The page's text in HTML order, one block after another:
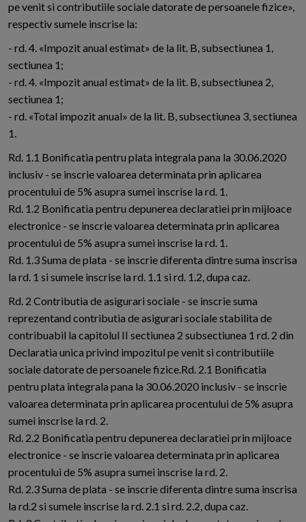
pe venit si contributiile sociale datorate de persoanele fizice»,
respectiv sumele inscrise la:
- rd. 4. «Impozit anual estimat» de la lit. B, subsectiunea 1,
sectiunea 1;
- rd. 4. «Impozit anual estimat» de la lit. B, subsectiunea 2,
sectiunea 1;
- rd. «Total impozit anual» de la lit. B, subsectiunea 3, sectiunea
1.
Rd. 1.1 Bonificatia pentru plata integrala pana la 30.06.2020
inclusiv - se inscrie valoarea determinata prin aplicarea
procentului de 5% asupra sumei inscrise la rd. 1.
Rd. 1.2 Bonificatia pentru depunerea declaratiei prin mijloace
electronice - se inscrie valoarea determinata prin aplicarea
procentului de 5% asupra sumei inscrise la rd. 1.
Rd. 1.3 Suma de plata - se inscrie diferenta dintre suma inscrisa
la rd. 1 si sumele inscrise la rd. 1.1 si rd. 1.2, dupa caz.
Rd. 2 Contributia de asigurari sociale - se inscrie suma
reprezentand contributia de asigurari sociale stabilita de
contribuabil la capitolul II sectiunea 2 subsectiunea 1 rd. 2 din
Declaratia unica privind impozitul pe venit si contributiile
sociale datorate de persoanele fizice.Rd. 2.1 Bonificatia
pentru plata integrala pana la 30.06.2020 inclusiv - se inscrie
valoarea determinata prin aplicarea procentului de 5% asupra
sumei inscrise la rd. 2.
Rd. 2.2 Bonificatia pentru depunerea declaratiei prin mijloace
electronice - se inscrie valoarea determinata prin aplicarea
procentului de 5% asupra sumei inscrise la rd. 2.
Rd. 2.3 Suma de plata - se inscrie diferenta dintre suma inscrisa
la rd.2 si sumele inscrise la rd. 2.1 si rd. 2.2, dupa caz.